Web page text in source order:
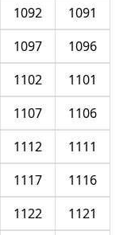
1091
1092
1096
1097
1101
1102
1106
1107
1111
1112
1116
1117
1121
1122